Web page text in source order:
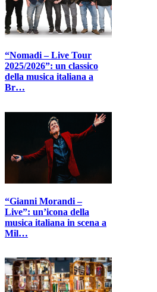
“Nomadi – Live Tour
2025/2026”: un classico
della musica italiana a
Br…
“Gianni Morandi –
Live”: un’icona della
musica italiana in scena a
Mil…